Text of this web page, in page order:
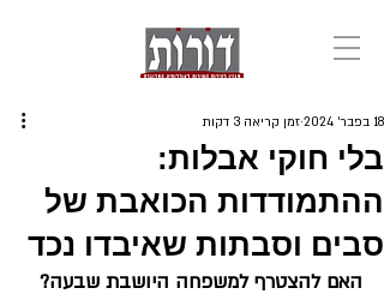
בלי חוקי אבלות:
ההתמודדות הכואבת של
סבים וסבתות שאיבדו נכד
18 בפבר׳ 2024 זמן קריאה 3 דקות
האם להצטרף למשפחה היושבת שבעה?